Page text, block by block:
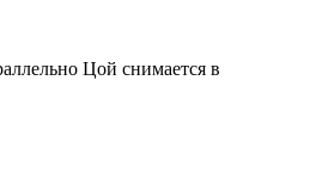
Цой снимается в